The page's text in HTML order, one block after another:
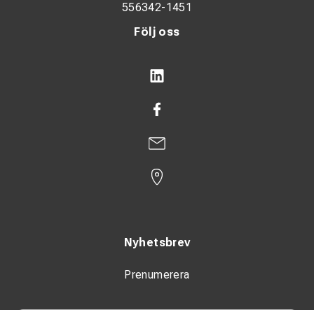
Följ oss
Nyhetsbrev
Prenumerera
556342-1451